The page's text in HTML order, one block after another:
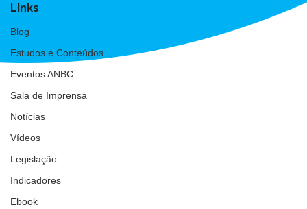
Links
Blog
Estudos e Conteúdos
Eventos ANBC
Sala de Imprensa
Notícias
Vídeos
Legislação
Indicadores
Ebook